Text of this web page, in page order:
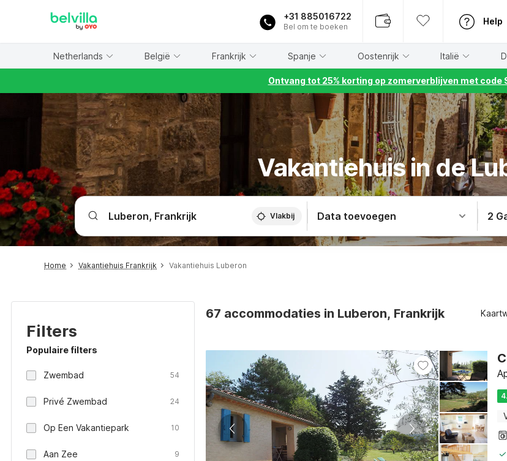
+31 885016722
Bel om te boeken
Help
Netherlands België Frankrijk Spanje Oostenrijk Italië
Ontvang tot 25% korting op zomerverblijven met code
Vakantiehuis in de
Vlakbij Data toevoegen 2
Home Vakantiehuis Frankrijk Vakantiehuis Luberon
Filters
Populaire filters
Zwembad 54
Privé Zwembad 24
Op Een Vakantiepark 10
Aan Zee 9
67 accommodaties in Luberon, Frankrijk